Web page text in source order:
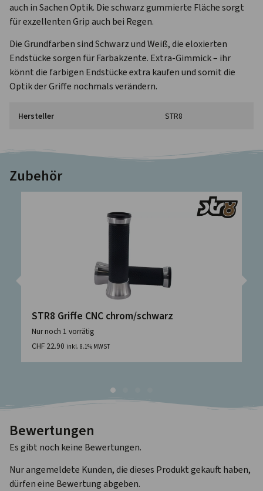
auch in Sachen Optik. Die schwarz gummierte Fläche sorgt
für exzellenten Grip auch bei Regen.
Die Grundfarben sind Schwarz und Weiß, die eloxierten
Endstücke sorgen für Farbakzente. Extra-Gimmick – ihr
könnt die farbigen Endstücke extra kaufen und somit die
Optik der Griffe nochmals verändern.
Hersteller STR8
Zubehör
STR8 Griffe CNC chrom/schwarz
Nur noch 1 vorrätig
CHF 22.90 inkl. 8.1% MWST
Bewertungen
Es gibt noch keine Bewertungen.
Nur angemeldete Kunden, die dieses Produkt gekauft haben,
dürfen eine Bewertung abgeben.